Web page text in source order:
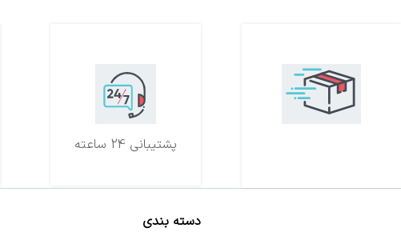
پشتیبانی 24 ساعته
دسته بندی